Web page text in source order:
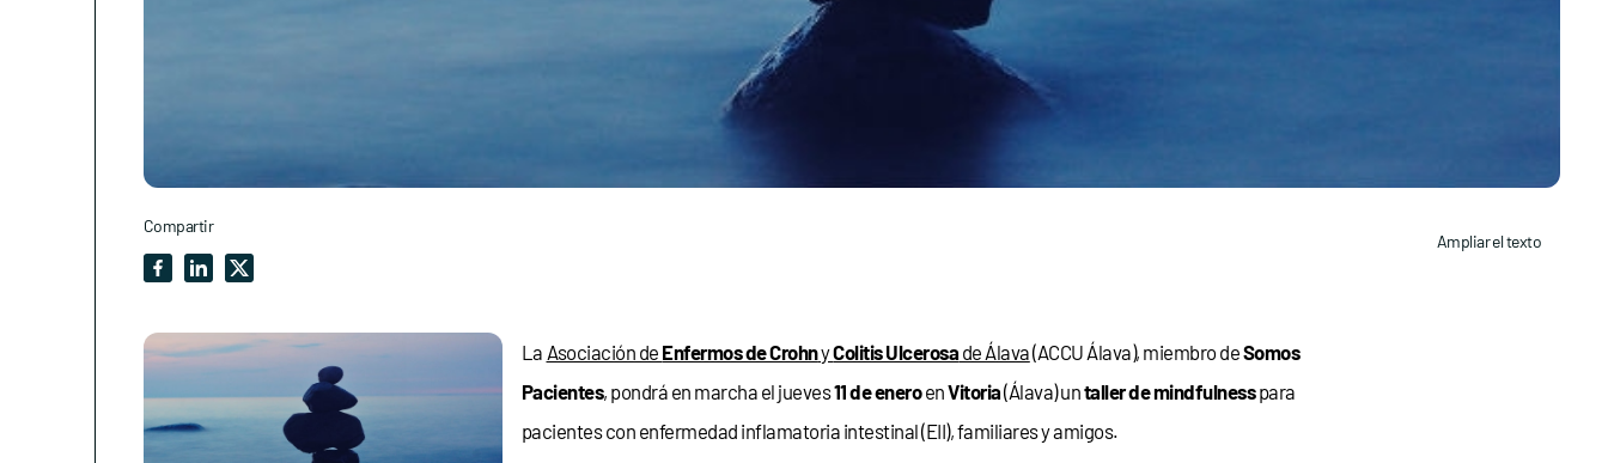
Compartir
Ampliar el texto
La Asociación de Enfermos de CrohnyColitis Ulcerosa de Álava(ACCU Álava), miembro deSomos
Pacientes, pondrá en marcha el jueves11 de eneroenVitoria(Álava) untaller de mindfulnesspara
pacientes con enfermedad inflamatoria intestinal (EII), familiares y amigos.